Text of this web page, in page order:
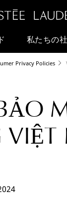
私たちの
Privacy Policies